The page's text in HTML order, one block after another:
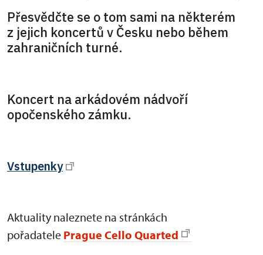
Přesvědčte se o tom sami na některém
z jejich koncertů v Česku nebo během
zahraničních turné.
Koncert na arkádovém nádvoří
opočenského zámku.
Vstupenky
Aktuality naleznete na stránkách
pořadatele Prague Cello Quarted